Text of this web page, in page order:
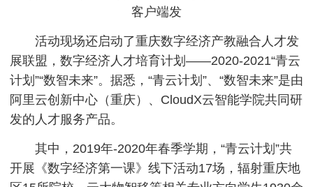
客户端发
活动现场还启动了重庆数字经济产教融合人才发
展联盟，数字经济人才培育计划——2020-2021“青云
计划”“数智未来”。据悉，“青云计划”、“数智未来”是由
阿里云创新中心（重庆）、CloudX云智能学院共同研
发的人才服务产品。
其中，2019年-2020年春季学期，“青云计划”共
开展《数字经济第一课》线下活动17场，辐射重庆地